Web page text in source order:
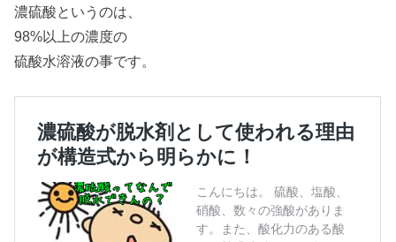
濃硫酸というのは、
98%以上の濃度の
硫酸水溶液の事です。